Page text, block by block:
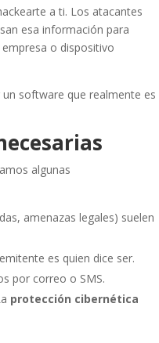
a ti. Los atacantes
esa información para
o dispositivo
software que realmente es
algunas
amenazas legales) suelen
es quien dice ser.
por correo o SMS.
protección cibernética